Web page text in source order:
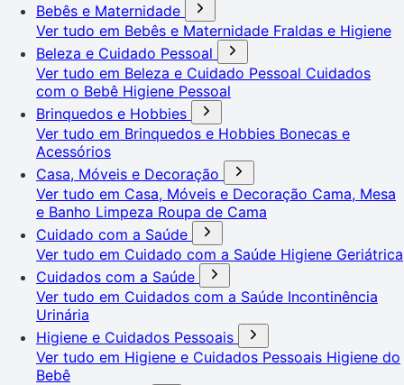
Bebês e Maternidade
Ver tudo em Bebês e Maternidade Fraldas e Higiene
Beleza e Cuidado Pessoal
Ver tudo em Beleza e Cuidado Pessoal Cuidados
com o Bebê Higiene Pessoal
Brinquedos e Hobbies
Ver tudo em Brinquedos e Hobbies Bonecas e
Acessórios
Casa, Móveis e Decoração
Ver tudo em Casa, Móveis e Decoração Cama, Mesa
e Banho Limpeza Roupa de Cama
Cuidado com a Saúde
Ver tudo em Cuidado com a Saúde Higiene Geriátrica
Cuidados com a Saúde
Ver tudo em Cuidados com a Saúde Incontinência
Urinária
Higiene e Cuidados Pessoais
Ver tudo em Higiene e Cuidados Pessoais Higiene do
Bebê